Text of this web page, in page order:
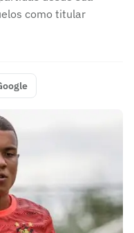
como titular